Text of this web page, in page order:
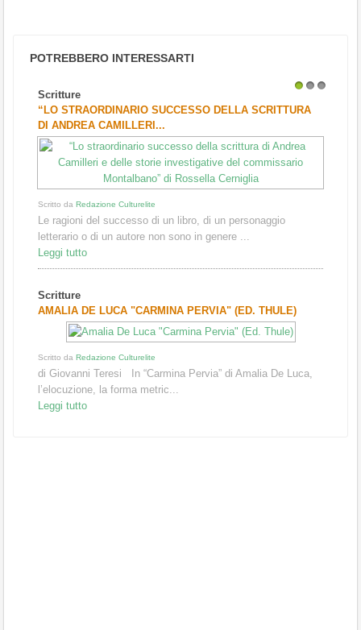
POTREBBERO INTERESSARTI
Scritture
“LO STRAORDINARIO SUCCESSO DELLA SCRITTURA
DI ANDREA CAMILLERI...
Scritto da Redazione Culturelite
Le ragioni del successo di un libro, di un personaggio
letterario o di un autore non sono in genere ...
Leggi tutto
Scritture
AMALIA DE LUCA "CARMINA PERVIA" (ED. THULE)
Scritto da Redazione Culturelite
di Giovanni Teresi In “Carmina Pervia” di Amalia De Luca,
l’elocuzione, la forma metric...
Leggi tutto